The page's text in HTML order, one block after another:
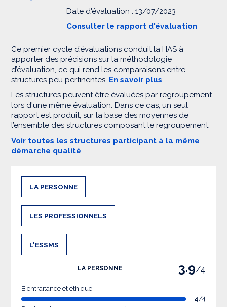
Date d'évaluation : 13/07/2023
Consulter le rapport d'évaluation
Ce premier cycle d’évaluations conduit la HAS à
apporter des précisions sur la méthodologie
d’évaluation, ce qui rend les comparaisons entre
structures peu pertinentes. En savoir plus
Les structures peuvent être évaluées par regroupement
lors d'une même évaluation. Dans ce cas, un seul
rapport est produit, sur la base des moyennes de
l’ensemble des structures composant le regroupement.
Voir toutes les structures participant à la même
démarche qualité
LA PERSONNE
LES PROFESSIONNELS
L'ESSMS
LA PERSONNE 3.9/4
Bientraitance et éthique
4/4